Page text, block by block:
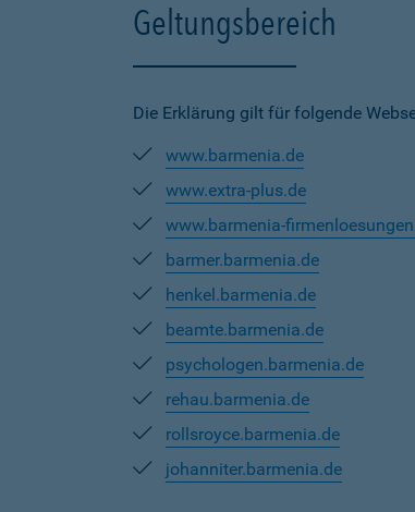
Geltungsbereich
Die Erklärung gilt für folgende
www.barmenia.de
www.extra-plus.de
www.barmenia-
barmer.barmenia.de
henkel.barmenia.de
beamte.barmenia.de
psychologen.barmenia.de
rehau.barmenia.de
rollsroyce.barmenia.de
johanniter.barmenia.de